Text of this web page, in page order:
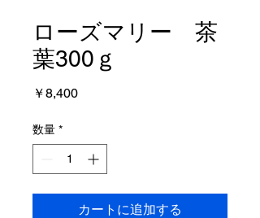
ローズマリー 茶
葉300ｇ
￥8,400価
数量 *
カートに追加する